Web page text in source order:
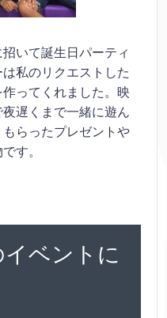
いて誕生日パーティ
私のリクエストした
ってくれました。映
遅くまで一緒に遊ん
らったプレゼントや
す。
ベントに